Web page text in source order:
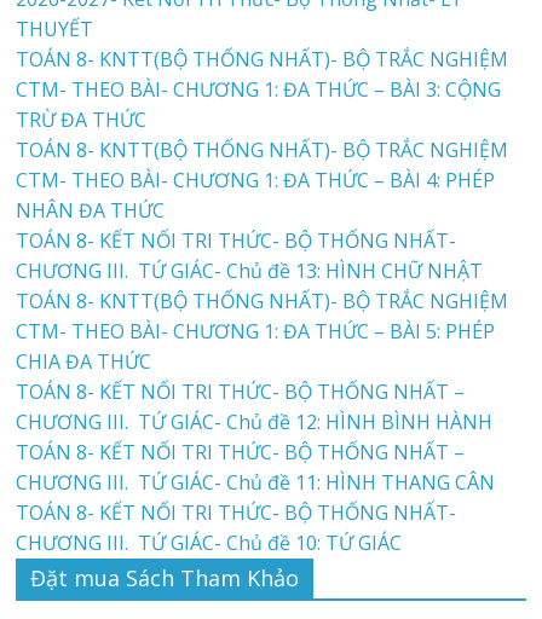
THUYẾT
TOÁN 8- KNTT(BỘ THỐNG NHẤT)- BỘ TRẮC NGHIỆM
CTM- THEO BÀI- CHƯƠNG 1: ĐA THỨC – BÀI 3: CỘNG
TRỪ ĐA THỨC
TOÁN 8- KNTT(BỘ THỐNG NHẤT)- BỘ TRẮC NGHIỆM
CTM- THEO BÀI- CHƯƠNG 1: ĐA THỨC – BÀI 4: PHÉP
NHÂN ĐA THỨC
TOÁN 8- KẾT NỐI TRI THỨC- BỘ THỐNG NHẤT-
CHƯƠNG III. TỨ GIÁC- Chủ đề 13: HÌNH CHỮ NHẬT
TOÁN 8- KNTT(BỘ THỐNG NHẤT)- BỘ TRẮC NGHIỆM
CTM- THEO BÀI- CHƯƠNG 1: ĐA THỨC – BÀI 5: PHÉP
CHIA ĐA THỨC
TOÁN 8- KẾT NỐI TRI THỨC- BỘ THỐNG NHẤT –
CHƯƠNG III. TỨ GIÁC- Chủ đề 12: HÌNH BÌNH HÀNH
TOÁN 8- KẾT NỐI TRI THỨC- BỘ THỐNG NHẤT –
CHƯƠNG III. TỨ GIÁC- Chủ đề 11: HÌNH THANG CÂN
TOÁN 8- KẾT NỐI TRI THỨC- BỘ THỐNG NHẤT-
CHƯƠNG III. TỨ GIÁC- Chủ đề 10: TỨ GIÁC
Đặt mua Sách Tham Khảo